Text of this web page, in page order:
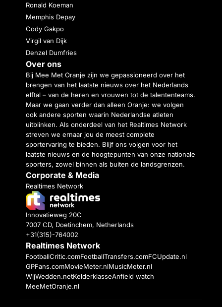
Ronald Koeman
Memphis Depay
Cody Gakpo
Virgil van Dijk
Denzel Dumfries
Over ons
Bij Mee Met Oranje zijn we gepassioneerd over het
brengen van het laatste nieuws over het Nederlands
elftal – van de heren en vrouwen tot de talententeams.
Maar we gaan verder dan alleen Oranje: we volgen
ook andere sporten waarin Nederlandse atleten
uitblinken. Als onderdeel van het Realtimes Network
streven we ernaar jou de meest complete
sportervaring te bieden. Blijf ons volgen voor het
laatste nieuws en de hoogtepunten van onze nationale
sporters, zowel binnen als buiten de landsgrenzen.
Corporate & Media
Realtimes Network
Innovatieweg 20C
7007 CD, Doetinchem, Netherlands
+31(315)-764002
Realtimes Network
FootballCritic.comFootballTransfers.comFCUpdate.nl
GPFans.comMovieMeter.nlMusicMeter.nl
WijWedden.netKelderklasseAnfield watch
MeeMetOranje.nl